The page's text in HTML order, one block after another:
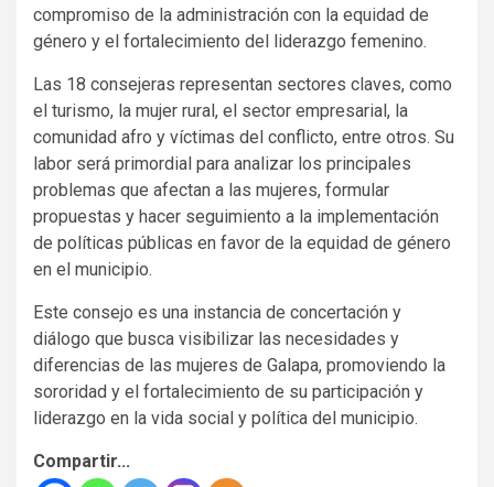
compromiso de la administración con la equidad de
género y el fortalecimiento del liderazgo femenino.
Las 18 consejeras representan sectores claves, como
el turismo, la mujer rural, el sector empresarial, la
comunidad afro y víctimas del conflicto, entre otros. Su
labor será primordial para analizar los principales
problemas que afectan a las mujeres, formular
propuestas y hacer seguimiento a la implementación
de políticas públicas en favor de la equidad de género
en el municipio.
Este consejo es una instancia de concertación y
diálogo que busca visibilizar las necesidades y
diferencias de las mujeres de Galapa, promoviendo la
sororidad y el fortalecimiento de su participación y
liderazgo en la vida social y política del municipio.
Compartir...